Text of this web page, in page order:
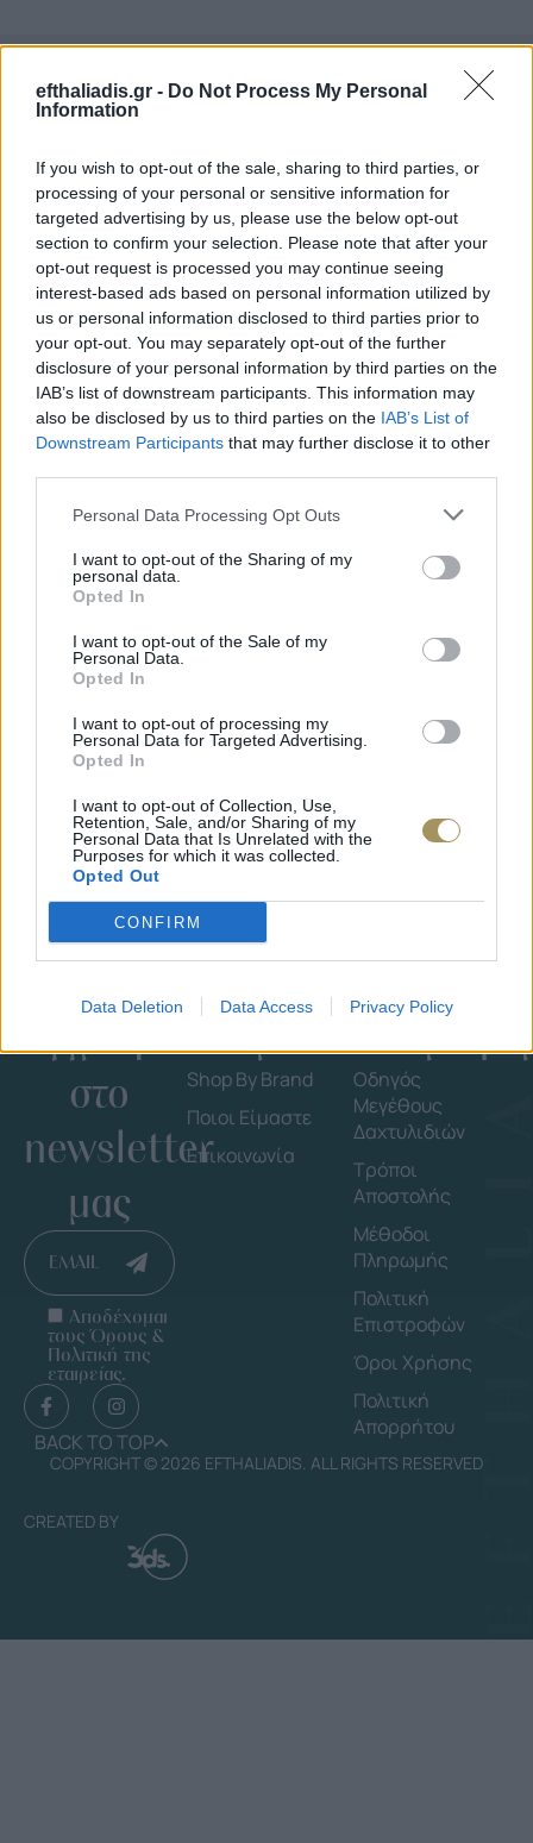
efthaliadis.gr - Do Not Process My Personal
Information
If you wish to opt-out of the sale, sharing to third parties, or
processing of your personal or sensitive information for
targeted advertising by us, please use the below opt-out
section to confirm your selection. Please note that after your
opt-out request is processed you may continue seeing
interest-based ads based on personal information utilized by
us or personal information disclosed to third parties prior to
your opt-out. You may separately opt-out of the further
disclosure of your personal information by third parties on the
IAB’s list of downstream participants. This information may
also be disclosed by us to third parties on the IAB’s List of
Downstream Participants that may further disclose it to other
Personal Data Processing Opt Outs
I want to opt-out of the Sharing of my
personal data.
Opted In
I want to opt-out of the Sale of my
Personal Data.
Opted In
I want to opt-out of processing my
Personal Data for Targeted Advertising.
Opted In
I want to opt-out of Collection, Use,
Retention, Sale, and/or Sharing of my
Personal Data that Is Unrelated with the
Purposes for which it was collected.
Opted Out
CONFIRM
Data Deletion Data Access Privacy Policy
Ανακαλύψτε τα κοσμήματα που αγαπήθηκαν περισσότερο!
Εδώ θα βρείτε τις κορυφαίες επιλογές που ξεχωρίζουν για
το μοναδικό τους στυλ και την εξαιρετική τους ποιότητα.
ΑΝΟΞΕΊΔΩΤΟ ΑΤΣΆΛΙ -10%
JCOU ARIA JU19087-2
134€
Εγγράψου
στο
newsletter
μας
EMAIL
Αποδέχομαι
τους Όρους &
Πολιτική της
εταιρείας.
BACK TO TOP
Εταιρεία
Shop By Brand
Ποιοι Είμαστε
Επικοινωνία
Οδηγός
Μεγέθους
Δαχτυλιδιών
Τρόποι
Αποστολής
Μέθοδοι
Πληρωμής
Πολιτική
Επιστροφών
Όροι Χρήσης
Πολιτική
Απορρήτου
COPYRIGHT © 2026 EFTHALIADIS. ALL RIGHTS RESERVED
CREATED BY